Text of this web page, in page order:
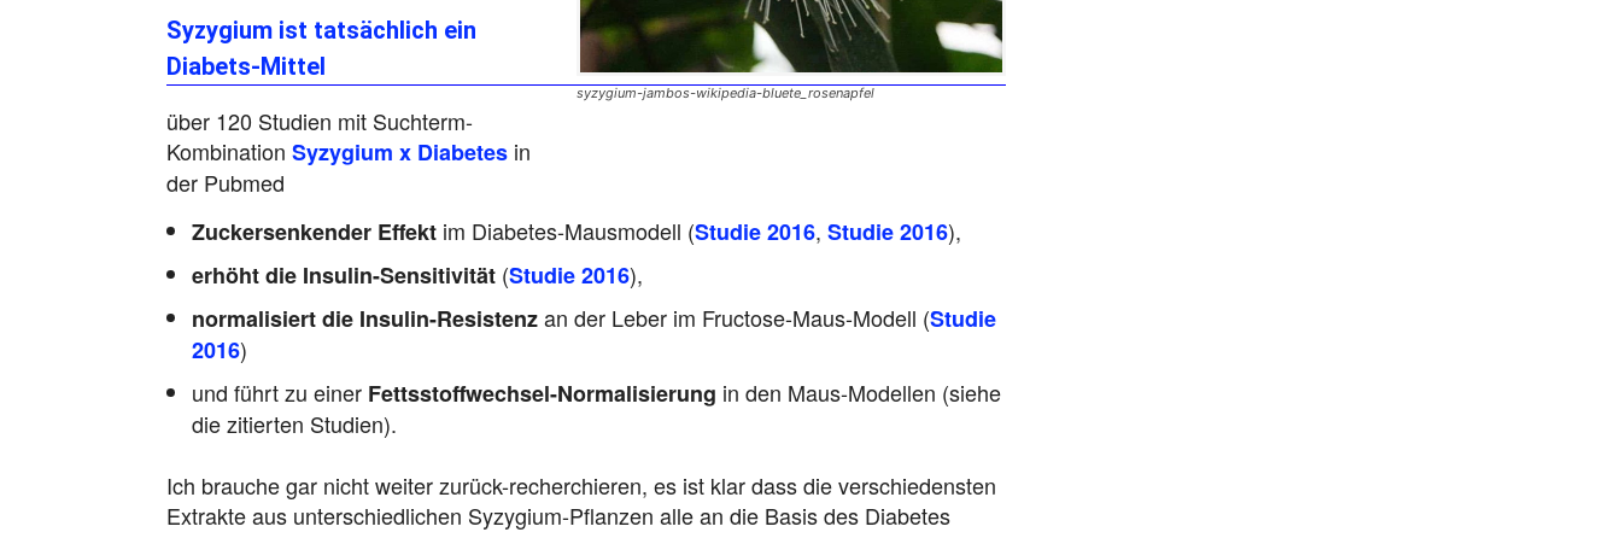
syzygium-jambos-wikipedia-bluete_rosenapfel
Syzygium ist tatsächlich ein
Diabets-Mittel
über 120 Studien mit Suchterm-
Kombination Syzygium x Diabetes in
der Pubmed
Zuckersenkender Effekt im Diabetes-Mausmodell (Studie 2016, Studie 2016),
erhöht die Insulin-Sensitivität (Studie 2016),
normalisiert die Insulin-Resistenzan der Leber im Fructose-Maus-Modell (Studie
2016)
und führt zu einer Fettsstoffwechsel-Normalisierung in den Maus-Modellen (siehe
die zitierten Studien).
Ich brauche gar nicht weiter zurück-recherchieren, es ist klar dass die verschiedensten
Extrakte aus unterschiedlichen Syzygium-Pflanzen alle an die Basis des Diabetes